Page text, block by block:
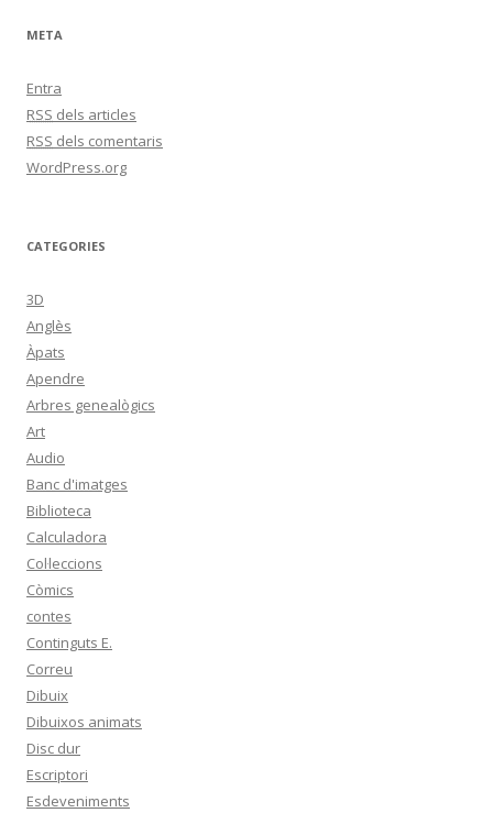
META
Entra
RSS dels articles
RSS dels comentaris
WordPress.org
CATEGORIES
3D
Anglès
Àpats
Apendre
Arbres genealògics
Art
Audio
Banc d'imatges
Biblioteca
Calculadora
Col·leccions
Còmics
contes
Continguts E.
Correu
Dibuix
Dibuixos animats
Disc dur
Escriptori
Esdeveniments